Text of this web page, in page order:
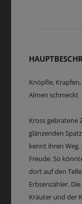
Knöpfle,
Almen schmeckt
Kross gebratene
glänzenden
kennt ihren
Freude. So
dort auf den
Erbsenzähler.
Kräuter und der